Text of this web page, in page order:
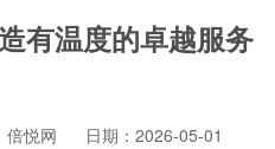
有温度的卓越服务
倍悦网
日期：2026-05-01